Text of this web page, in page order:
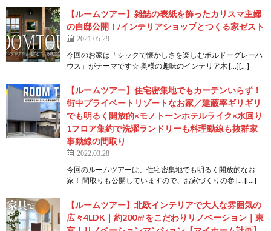
【ルームツアー】雑誌の表紙を飾ったカリスマ主婦
の自邸公開！/インテリアショップとつくる家ゼスト
2021.05.29
今回のお家は「シックで懐かしさを楽しむボルドーグレーハ
ウス」がテーマです☆ 奥様の趣味のインテリア木 […][…]
【ルームツアー】住宅密集地でもカーテンいらず！
街中プライベートリゾートなお家／建蔽率ギリギリ
でも明るく開放的×モノトーンホテルライク×水回り
1フロア集約で洗濯ランドリーも料理動線も抜群家
事動線の間取り
2022.03.28
今回のルームツアーは、住宅密集地でも明るく開放的なお
家！ 間取りも公開していますので、お家づくりの参 […][…]
【ルームツアー】北欧インテリアで大人な雰囲気の
広々4LDK｜約200㎡をこだわりリノベーション｜東